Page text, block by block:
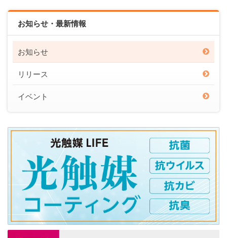
お知らせ・最新情報
お知らせ
リリース
イベント